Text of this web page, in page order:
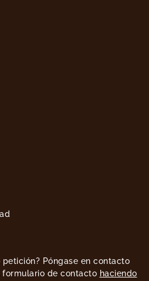
Póngase en contacto
de contacto haciendo